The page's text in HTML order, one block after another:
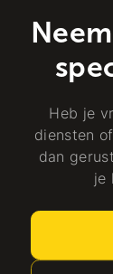
Heb je
diensten
dan
je